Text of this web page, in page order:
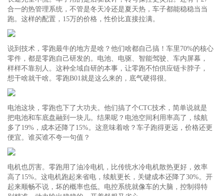
合一的热管理系统，不管是冬天冷还是夏天热，车子都能稳稳当当
跑。这样的配置，15万的价格，性价比直接拉满。
说到技术，零跑最牛的地方是啥？他们啥都自己搞！车里70%的核心
零件，都是零跑自己研发的。电池、电驱、智能驾驶、车内屏幕，
样样不靠别人。这种全域自研的本事，让零跑不怕供应链卡脖子，
想干啥就干啥。零跑B01就是这么来的，底气硬得很。
电池这块，零跑也下了大功夫。他们搞了个CTC技术，简单说就是
把电池和车底盘融到一块儿。结果呢？电池空间利用率高了，续航
多了19%，成本还降了15%。这意味着啥？车子跑得更远，价格还更
便宜。谁买谁不夸一句值？
电机也厉害。零跑用了油冷电机，比传统水冷电机散热更好，效率
高了15%。这电机跑起来省电，续航更长，关键成本还降了30%。开
起来顺畅不说，坏的概率也低。电控系统就像车的大脑，控制得特